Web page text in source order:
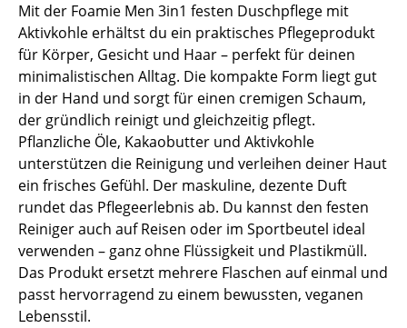
Mit der Foamie Men 3in1 festen Duschpflege mit
Aktivkohle erhältst du ein praktisches Pflegeprodukt
für Körper, Gesicht und Haar – perfekt für deinen
minimalistischen Alltag. Die kompakte Form liegt gut
in der Hand und sorgt für einen cremigen Schaum,
der gründlich reinigt und gleichzeitig pflegt.
Pflanzliche Öle, Kakaobutter und Aktivkohle
unterstützen die Reinigung und verleihen deiner Haut
ein frisches Gefühl. Der maskuline, dezente Duft
rundet das Pflegeerlebnis ab. Du kannst den festen
Reiniger auch auf Reisen oder im Sportbeutel ideal
verwenden – ganz ohne Flüssigkeit und Plastikmüll.
Das Produkt ersetzt mehrere Flaschen auf einmal und
passt hervorragend zu einem bewussten, veganen
Lebensstil.